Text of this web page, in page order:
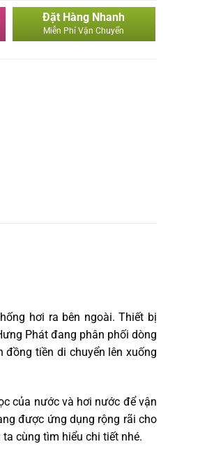
Đặt Hàng Nhanh
Miễn Phí Vận Chuyển
hơi ra bên ngoài. Thiết bị
Phát đang phân phối dòng
tiền di chuyển lên xuống
của nước và hơi nước để vận
được ứng dụng rộng rãi cho
cùng tìm hiểu chi tiết nhé.